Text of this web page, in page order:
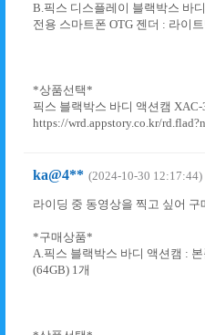
B.픽스 디스플레이 블랙박스 바
전용 스마트폰 OTG 젠더 : 라이
*상품선택*
픽스 블랙박스 바디 액션캠
https://wrd.appstory.co.kr/
ka@4** (2024-10-30 12:17:44)
라이딩 중 동영상을 찍고 싶어 구
*구매상품*
A.픽스 블랙박스 바디 액션캠 :
(64GB) 1개